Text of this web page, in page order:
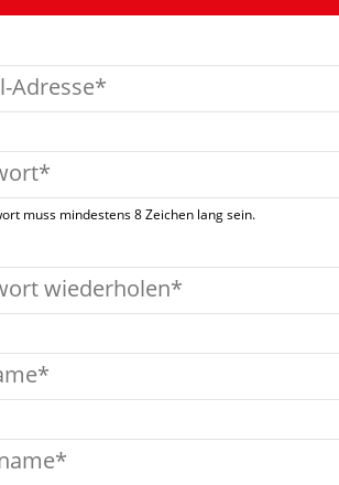
Adresse
muss mindestens 8 Zeichen lang sein.
wiederholen